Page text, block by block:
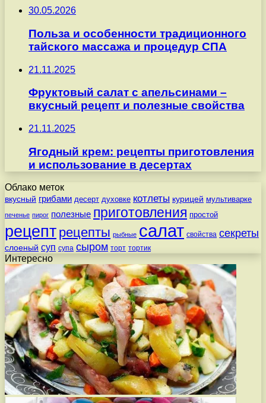
30.05.2026
Польза и особенности традиционного
тайского массажа и процедур СПА
21.11.2025
Фруктовый салат с апельсинами –
вкусный рецепт и полезные свойства
21.11.2025
Ягодный крем: рецепты приготовления
и использование в десертах
Облако меток
вкусный грибами десерт духовке котлеты курицей мультиварке
печенье пирог полезные приготовления простой
рецепт рецепты рыбные салат свойства секреты
слоеный суп супа сыром торт тортик
Интересно